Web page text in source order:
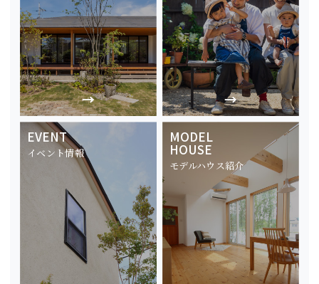
EVENT
イベント情報
MODEL
HOUSE
モデルハウス紹介